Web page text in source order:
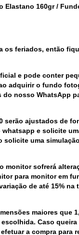
Elastano 160gr /
os feriados, então
e pode conter
adquirir o fundo
nosso WhatsApp
serão ajustados de
e solicite
solicite uma
monitor sofrerá
para monitor em
de até 15%
maiores que
Caso
a compra para